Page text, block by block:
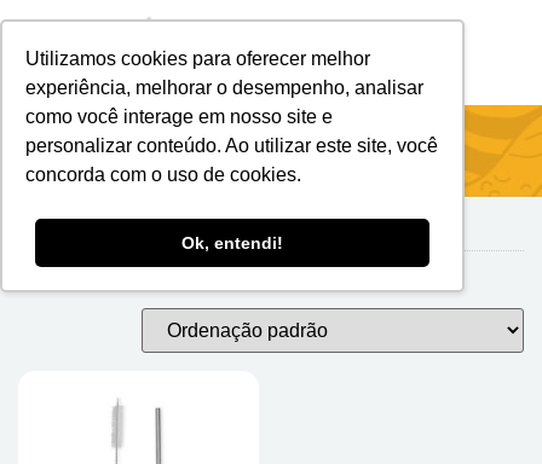
Utilizamos cookies para oferecer melhor
experiência, melhorar o desempenho, analisar
como você interage em nosso site e
personalizar conteúdo. Ao utilizar este site, você
concorda com o uso de cookies.
Ok, entendi!
Início/Copos/ Canecas